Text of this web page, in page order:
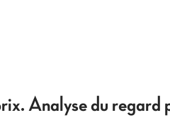
Analyse du regard